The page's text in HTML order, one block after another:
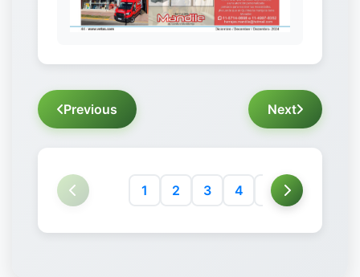
Previous Next
1 2 3 4 5 6